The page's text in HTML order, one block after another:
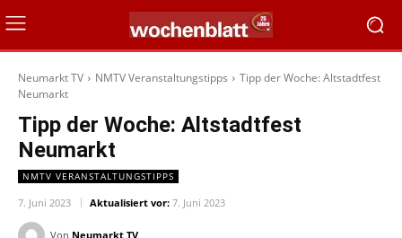
Neumarkt TV NMTV Veranstaltungstipps
Tipp der Woche: Altstadtfest
Neumarkt
Tipp der Woche: Altstadtfest
Neumarkt
NMTV VERANSTALTUNGSTIPPS
7. Juni 2023 Aktualisiert vor: 7. Juni 2023
Von Neumarkt TV